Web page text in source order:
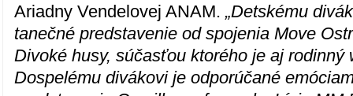
Ariadny Vendelovej ANAM.„Detskému
tanečné predstavenie od spojenia Move
Divoké husy, súčasťou ktorého je aj rodinný
Dospelému divákovi je odporúčané